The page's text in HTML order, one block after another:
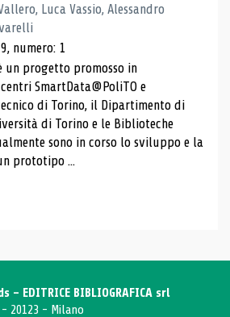
Luca Vassio, Alessandro
numero: 1
un progetto promosso in
SmartData@PoliTO e
di Torino, il Dipartimento di
di Torino e le Biblioteche
sono in corso lo sviluppo e la
prototipo ...
EDITRICE BIBLIOGRAFICA srl
- 20123 - Milano